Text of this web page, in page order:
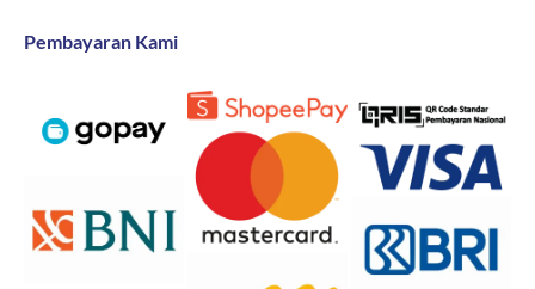
Pembayaran Kami